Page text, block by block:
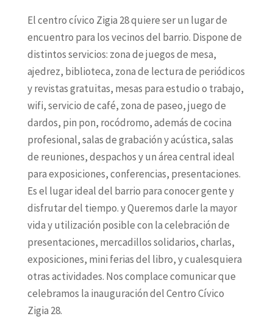
El centro cívico Zigia 28 quiere ser un lugar de
encuentro para los vecinos del barrio. Dispone de
distintos servicios: zona de juegos de mesa,
ajedrez, biblioteca, zona de lectura de periódicos
y revistas gratuitas, mesas para estudio o trabajo,
wifi, servicio de café, zona de paseo, juego de
dardos, pin pon, rocódromo, además de cocina
profesional, salas de grabación y acústica, salas
de reuniones, despachos y un área central ideal
para exposiciones, conferencias, presentaciones.
Es el lugar ideal del barrio para conocer gente y
disfrutar del tiempo. y Queremos darle la mayor
vida y utilización posible con la celebración de
presentaciones, mercadillos solidarios, charlas,
exposiciones, mini ferias del libro, y cualesquiera
otras actividades. Nos complace comunicar que
celebramos la inauguración del Centro Cívico
Zigia 28.